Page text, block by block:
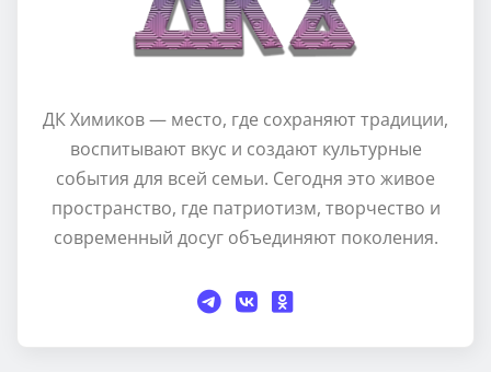
ДК Химиков — место, где сохраняют традиции,
воспитывают вкус и создают культурные
события для всей семьи. Сегодня это живое
пространство, где патриотизм, творчество и
современный досуг объединяют поколения.